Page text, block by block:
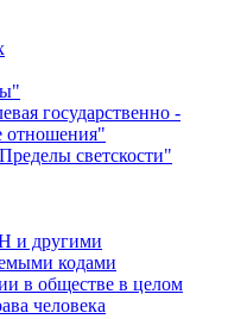
государственно -
отношения"
светскости"
и другими
кодами
в обществе в целом
человека